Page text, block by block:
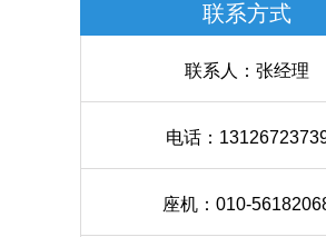
联系方式
联系人：张经理
电话：
座机：010-